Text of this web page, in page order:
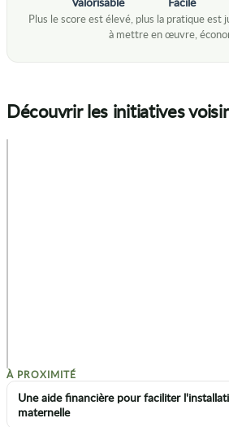
Découvrir les initiatives
À PROXIMITÉ
Une aide financière pour faciliter
maternelle